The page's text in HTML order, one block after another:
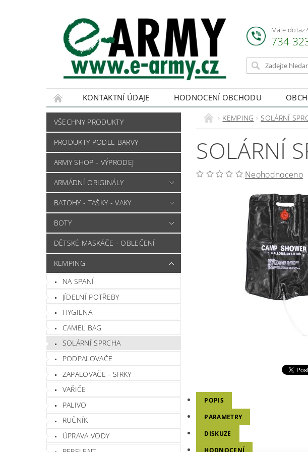
Máte
734
KONTAKTNÍ ÚDAJE HODNOCENÍ OBCHODU
VŠECHNY PRODUKTY
PRODUKTY PODLE BARVY
ARMY SHOP - VÝPRODEJ
ARMÁDNÍ ORIGINÁLY
BATOHY - TAŠKY - VAKY
BOTY
DĚTSKÉ MASKÁČE - OBLEČENÍ
KEMPING
NA SPANÍ
JÍDELNÍ POTŘEBY
HYGIENA
CAMEL BAG
SOLÁRNÍ SPRCHA
PODPALOVAČE
ZAPALOVAČE - SIRKY
VAŘIČE
PALIVO
RUČNÍK
ÚPRAVA VODY
KEMPING SOLÁRNÍ
SOLÁRNÍ
Neohodnoceno
POPIS
PARAMETRY
DISKUZE